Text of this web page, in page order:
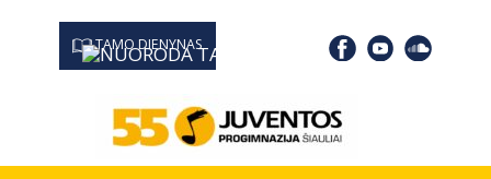
TAMO DIENYNAS